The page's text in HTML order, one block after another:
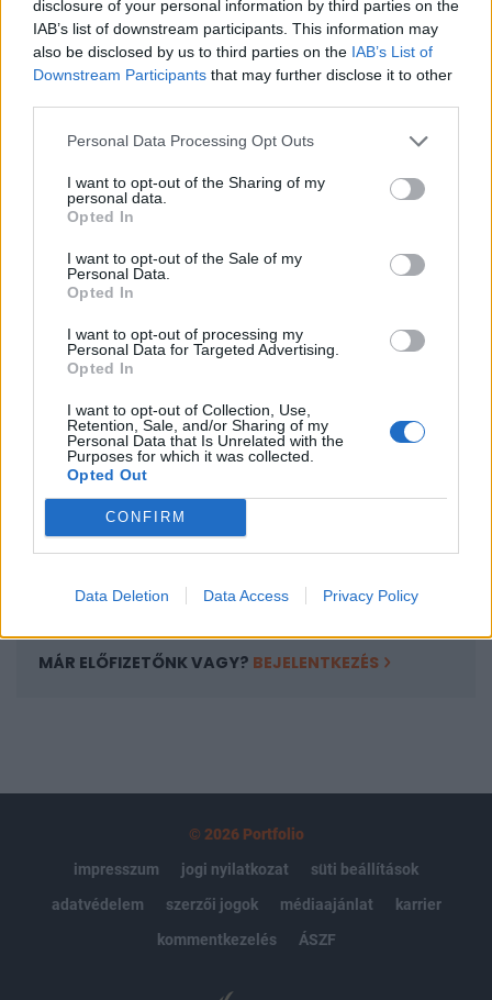
disclosure of your personal information by third parties on the
IAB’s list of downstream participants. This information may
also be disclosed by us to third parties on the IAB’s List of
Downstream Participants that may further disclose it to other
Personal Data Processing Opt Outs
I want to opt-out of the Sharing of my
personal data.
Opted In
I want to opt-out of the Sale of my
Personal Data.
Opted In
I want to opt-out of processing my
Personal Data for Targeted Advertising.
Opted In
I want to opt-out of Collection, Use,
Retention, Sale, and/or Sharing of my
Personal Data that Is Unrelated with the
Purposes for which it was collected.
Opted Out
CONFIRM
Data Deletion Data Access Privacy Policy
közleményéből.
Investment, Wealth and Savings (IWS) 2020A magyar
megtakarítási és befektetési piacot érintő legfontosabb
témákat is érintjük a Portfolio március 10-ei IWS
és jelentkezés Tavaly indult útjára a Magyar Állampapír
Plusz dematerializált és nyomdai változata, amelyeknek
A keresett cikk a portfolio.hu hírarchívumához
tartozik, melynek olvasása előfizetéses
regisztrációhoz kötött.
Az előfizetés a következőket tartalmazza:
Portfolio.hu teljes cikkarchívum
Kötéslisták: BÉT elmúlt 2 év napon belüli
kötéslistái
MÁR ELŐFIZETŐNK VAGY? BEJELENTKEZÉS
© 2026 Portfolio
impresszum
jogi nyilatkozat
süti beállítások
adatvédelem
szerzői jogok médiaajánlat
karrier
kommentkezelés
ÁSZF